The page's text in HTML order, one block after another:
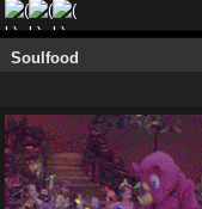
Soulfood